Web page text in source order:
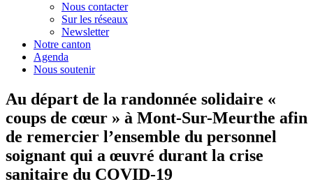
Nous contacter
Sur les réseaux
Newsletter
Notre canton
Agenda
Nous soutenir
Au départ de la randonnée solidaire «
coups de cœur » à Mont-Sur-Meurthe afin
de remercier l’ensemble du personnel
soignant qui a œuvré durant la crise
sanitaire du COVID-19